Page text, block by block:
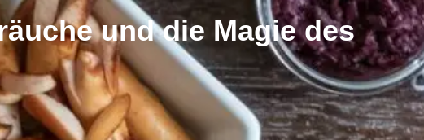
und die Magie des